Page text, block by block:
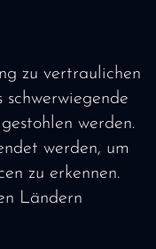
zu vertraulichen
werden.
werden, um
zu erkennen.
Ländern